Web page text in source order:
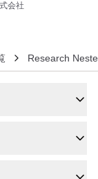
会社
Research